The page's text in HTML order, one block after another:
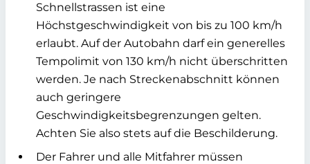
Schnellstrassen ist eine
Höchstgeschwindigkeit von bis zu 100 km/h
erlaubt. Auf der Autobahn darf ein generelles
Tempolimit von 130 km/h nicht überschritten
werden. Je nach Streckenabschnitt können
auch geringere
Geschwindigkeitsbegrenzungen gelten.
Achten Sie also stets auf die Beschilderung.
Der Fahrer und alle Mitfahrer müssen